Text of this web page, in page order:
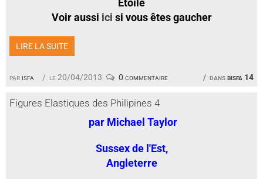
par isfa le 20/04/2013 dansbisfa 14
0 commentaire
Etoile
Voir aussi ici si vous êtes gaucher
LIRE LA SUITE
Figures Elastiques des Philipines 4
par Michael Taylor
Sussex de l'Est,
Angleterre